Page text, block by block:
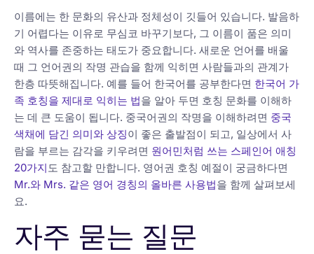
이름에는 한 문화의 유산과 정체성이 깃들어 있습니다. 발음하
기 어렵다는 이유로 무심코 바꾸기보다, 그 이름이 품은 의미
와 역사를 존중하는 태도가 중요합니다. 새로운 언어를 배울
때 그 언어권의 작명 관습을 함께 익히면 사람들과의 관계가
한층 따뜻해집니다. 예를 들어 한국어를 공부한다면 한국어 가
족 호칭을 제대로 익히는 법을 알아 두면 호칭 문화를 이해하
는 데 큰 도움이 됩니다. 중국어권의 작명을 이해하려면 중국
색채에 담긴 의미와 상징이 좋은 출발점이 되고, 일상에서 사
람을 부르는 감각을 키우려면 원어민처럼 쓰는 스페인어 애칭
20가지도 참고할 만합니다. 영어권 호칭 예절이 궁금하다면
Mr.와 Mrs. 같은 영어 경칭의 올바른 사용법을 함께 살펴보세
요.
자주 묻는 질문